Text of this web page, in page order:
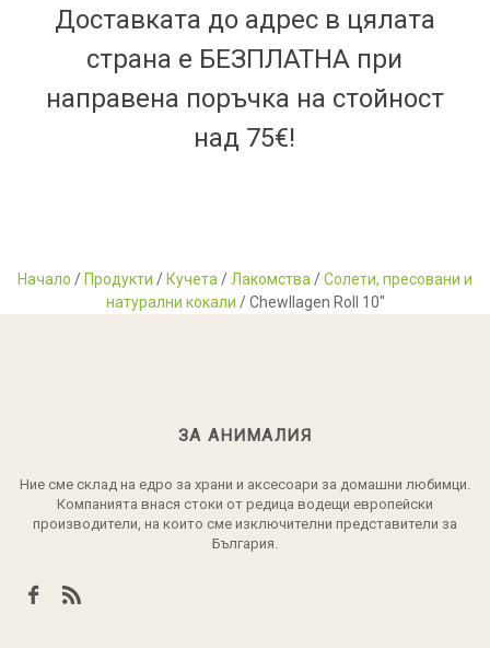
Доставката до адрес в цялата
страна е БЕЗПЛАТНА при
направена поръчка на стойност
над 75€!
Начало / Продукти / Кучета/Лакомства/Солети, пресовани и
натурални кокали / Chewllagen Roll 10"
ЗА АНИМАЛИЯ
Ние сме склад на едро за храни и аксесоари за домашни любимци.
Компанията внася стоки от редица водещи европейски
производители, на които сме изключителни представители за
България.